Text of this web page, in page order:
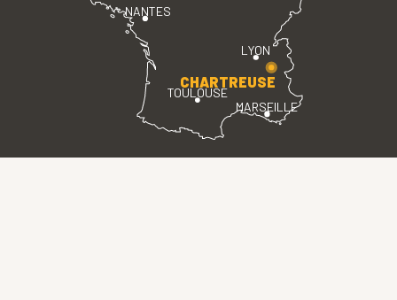
LYON
TOULOUSE
MARSEILLE
NANTES
CHARTREUSE